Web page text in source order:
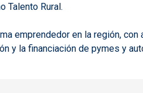
Talento Rural.
emprendedor en la región,
y la financiación de pymes y